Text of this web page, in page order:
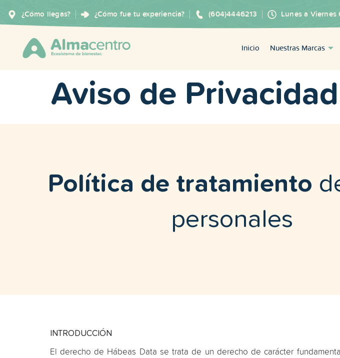
¿Cómo llegas? ¿Cómo fue tu experiencia? (604)4446213 Lunes a Viernes
Inicio Nuestras Marcas
Aviso de Privacidad
Política de tratamiento
personales
INTRODUCCIÓN
El derecho de Hábeas Data se trata de un derecho de carácter